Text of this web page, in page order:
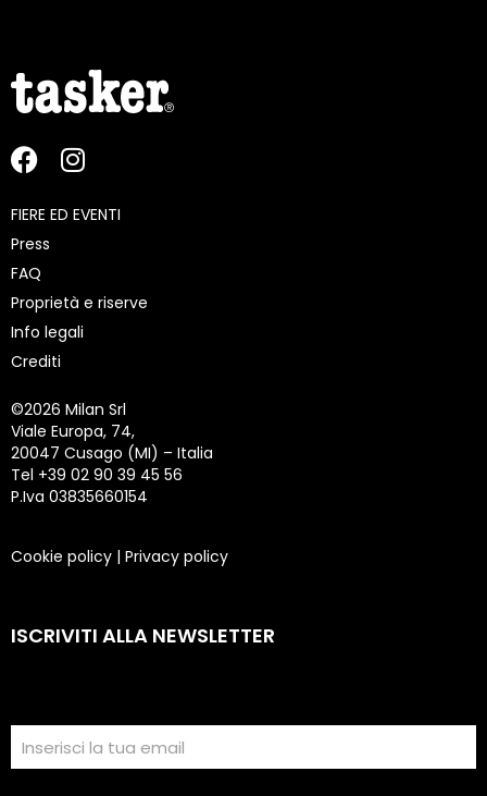
FIERE ED EVENTI
Press
FAQ
Proprietà e riserve
Info legali
Crediti
©2026 Milan Srl
Viale Europa, 74,
20047 Cusago (MI) – Italia
Tel +39 02 90 39 45 56
P.Iva 03835660154
Cookie policy | Privacy policy
ISCRIVITI ALLA NEWSLETTER